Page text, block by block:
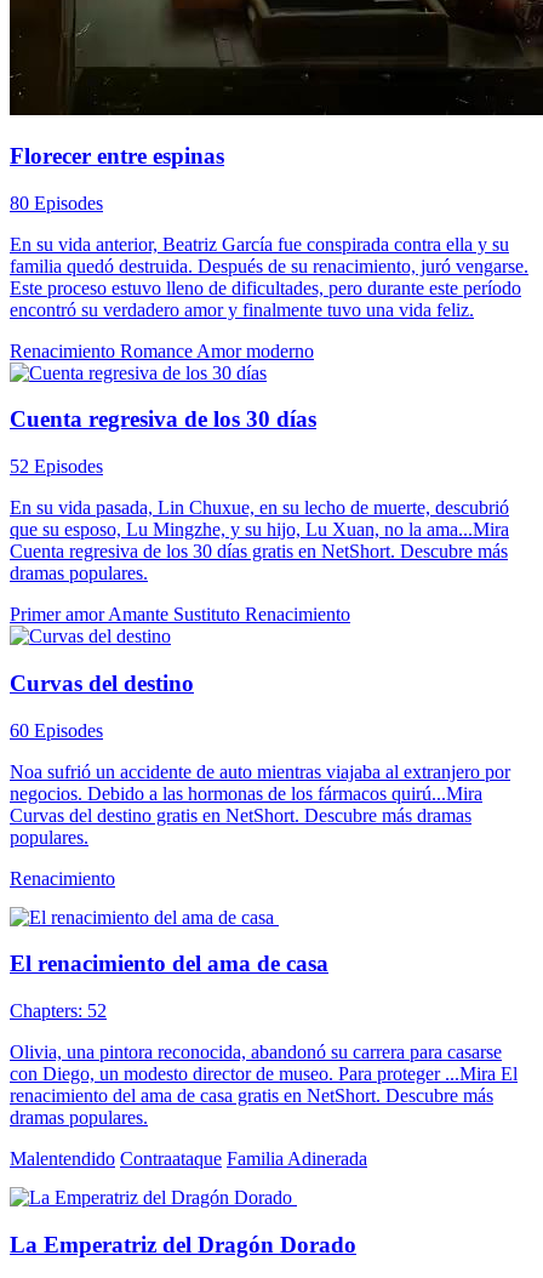
Florecer entre espinas
80 Episodes
En su vida anterior, Beatriz García fue conspirada contra ella y su
familia quedó destruida. Después de su renacimiento, juró vengarse.
Este proceso estuvo lleno de dificultades, pero durante este período
encontró su verdadero amor y finalmente tuvo una vida feliz.
Renacimiento Romance Amor moderno
Cuenta regresiva de los 30 días
52 Episodes
En su vida pasada, Lin Chuxue, en su lecho de muerte, descubrió
que su esposo, Lu Mingzhe, y su hijo, Lu Xuan, no la ama...Mira
Cuenta regresiva de los 30 días gratis en NetShort. Descubre más
dramas populares.
Primer amorAmante Sustituto Renacimiento
Curvas del destino
60 Episodes
Noa sufrió un accidente de auto mientras viajaba al extranjero por
negocios. Debido a las hormonas de los fármacos quirú...Mira
Curvas del destino gratis en NetShort. Descubre más dramas
populares.
Renacimiento
El renacimiento del ama de casa
Chapters: 52
Olivia, una pintora reconocida, abandonó su carrera para casarse
con Diego, un modesto director de museo. Para proteger ...Mira El
renacimiento del ama de casa gratis en NetShort. Descubre más
dramas populares.
Malentendido Contraataque Familia Adinerada
La Emperatriz del Dragón Dorado